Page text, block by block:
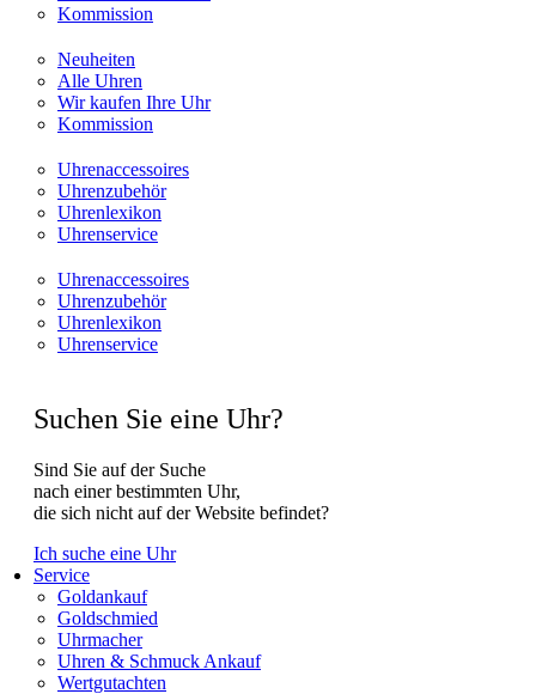
Kommission
Neuheiten
Alle Uhren
Wir kaufen Ihre Uhr
Kommission
Uhrenaccessoires
Uhrenzubehör
Uhrenlexikon
Uhrenservice
Uhrenaccessoires
Uhrenzubehör
Uhrenlexikon
Uhrenservice
Suchen Sie eine Uhr?
Sind Sie auf der Suche
nach einer bestimmten Uhr,
die sich nicht auf der Website befindet?
Ich suche eine Uhr
Service
Goldankauf
Goldschmied
Uhrmacher
Uhren & Schmuck Ankauf
Wertgutachten